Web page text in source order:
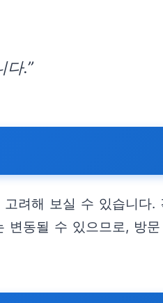
다.”
려해 보실 수 있습니다
동될 수 있으므로, 방